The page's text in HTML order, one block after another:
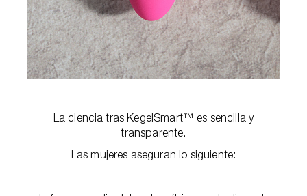
La ciencia tras KegelSmart™ es sencilla y
transparente.
Las mujeres aseguran lo siguiente: